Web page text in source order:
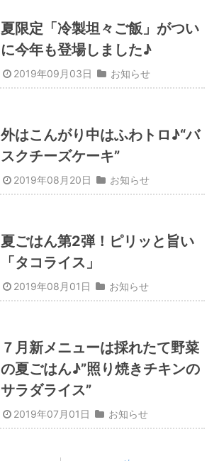
夏限定「冷製坦々ご飯」がつい
に今年も登場しました♪
2019年09月03日 お知らせ
外はこんがり中はふわトロ♪“バ
スクチーズケーキ”
2019年08月20日 お知らせ
夏ごはん第2弾！ピリッと旨い
「タコライス」
2019年08月01日 お知らせ
７月新メニューは採れたて野菜
の夏ごはん♪”照り焼きチキンの
サラダライス”
2019年07月01日 お知らせ